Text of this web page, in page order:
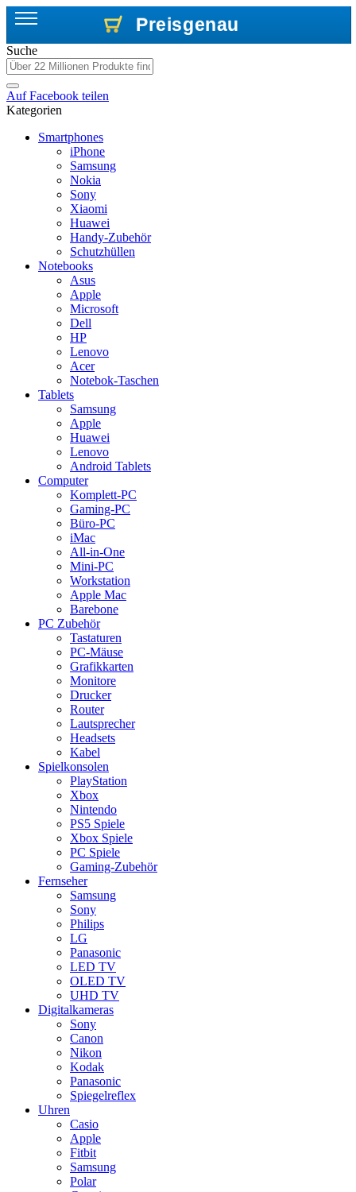
Preisgenau
Preisgenau
Preisgenau
Suche
AufFacebook teilen
Kategorien
Smartphones
iPhone
Samsung
Nokia
Sony
Xiaomi
Huawei
Handy-Zubehör
Schutzhüllen
Notebooks
Asus
Apple
Microsoft
Dell
HP
Lenovo
Acer
Notebok-Taschen
Tablets
Samsung
Apple
Huawei
Lenovo
Android Tablets
Computer
Komplett-PC
Gaming-PC
Büro-PC
iMac
All-in-One
Mini-PC
Workstation
Apple Mac
Barebone
PC Zubehör
Tastaturen
PC-Mäuse
Grafikkarten
Monitore
Drucker
Router
Lautsprecher
Headsets
Kabel
Spielkonsolen
PlayStation
Xbox
Nintendo
PS5 Spiele
Xbox Spiele
PC Spiele
Gaming-Zubehör
Fernseher
Samsung
Sony
Philips
LG
Panasonic
LED TV
OLED TV
UHD TV
Digitalkameras
Sony
Canon
Nikon
Kodak
Panasonic
Spiegelreflex
Uhren
Casio
Apple
Fitbit
Samsung
Polar